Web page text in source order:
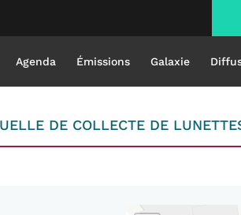
Agenda Émissions Galaxie
DE COLLECTE DE